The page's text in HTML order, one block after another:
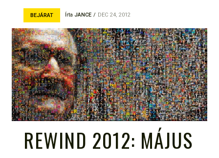
BEJÁRAT Írta JANCE DEC 24, 2012
REWIND 2012: MÁJUS